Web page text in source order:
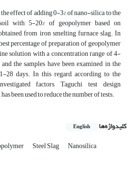
effect of adding 0-3% of nano-silica to the
with 5-20% of geopolymer based on
from iron smelting furnace slag. In
percentage of preparation of geopolymer
solution with a concentration range of 4-
the samples have been examined in the
28 days. In this regard, according to the
factors, Taguchi test design
been used to reduce the number of tests.
کلیدواژه‌ها English
Steel Slag Nanosilica